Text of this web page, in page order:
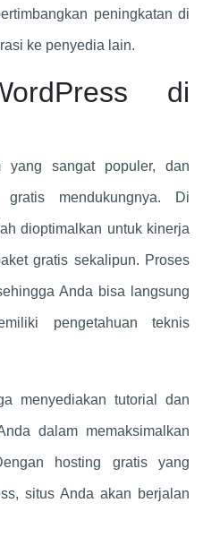
peningkatan di
ke penyedia lain.
di
yang sangat populer, dan
mendukungnya. Di
dioptimalkan untuk kinerja
gratis sekalipun. Proses
Anda bisa langsung
pengetahuan teknis
menyediakan tutorial dan
dalam memaksimalkan
hosting gratis yang
situs Anda akan berjalan